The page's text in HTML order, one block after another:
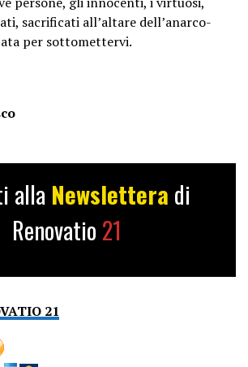
sacrificati all’altare dell’anarco-
per sottomettervi.
alla Newslettera di
Renovatio 21
21